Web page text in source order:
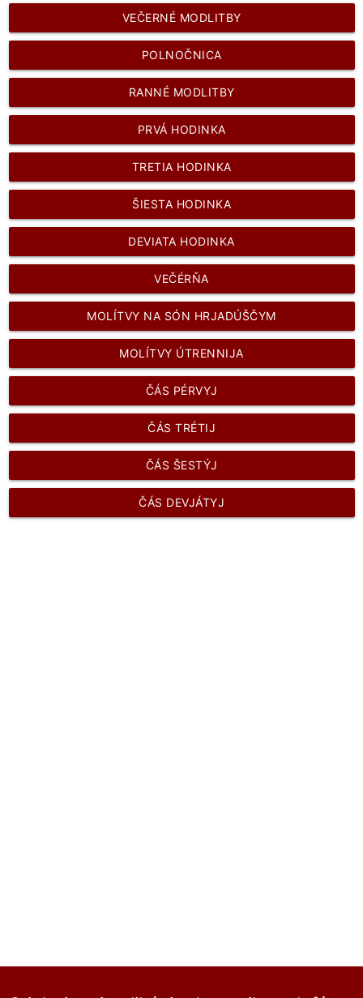
VEČERNÉ MODLITBY
POLNOČNICA
RANNÉ MODLITBY
PRVÁ HODINKA
TRETIA HODINKA
ŠIESTA HODINKA
DEVIATA HODINKA
VEČÉRŇA
MOLÍTVY NA SÓN HRJADÚŠČYM
MOLÍTVY ÚTRENNIJA
ČÁS PÉRVYJ
ČÁS TRÉTIJ
ČÁS ŠESTÝJ
ČÁS DEVJÁTYJ